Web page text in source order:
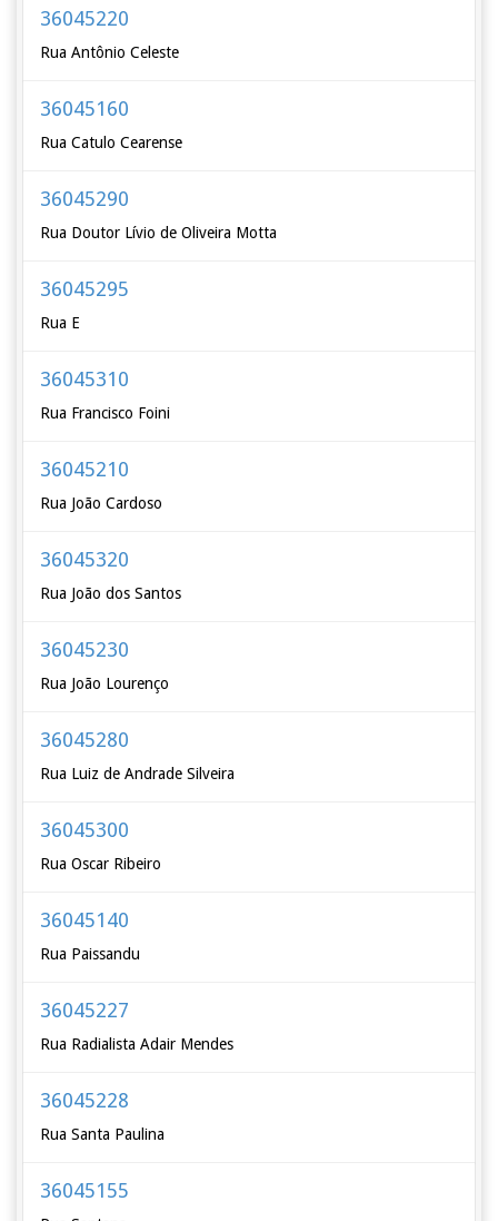
36045220
Rua Antônio Celeste
36045160
Rua Catulo Cearense
36045290
Rua Doutor Lívio de Oliveira Motta
36045295
Rua E
36045310
Rua Francisco Foini
36045210
Rua João Cardoso
36045320
Rua João dos Santos
36045230
Rua João Lourenço
36045280
Rua Luiz de Andrade Silveira
36045300
Rua Oscar Ribeiro
36045140
Rua Paissandu
36045227
Rua Radialista Adair Mendes
36045228
Rua Santa Paulina
36045155